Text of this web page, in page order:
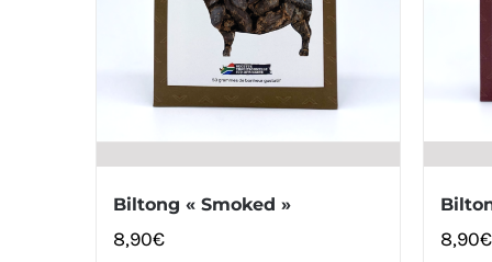
Biltong « Smoked »
8,90€ 8,90€